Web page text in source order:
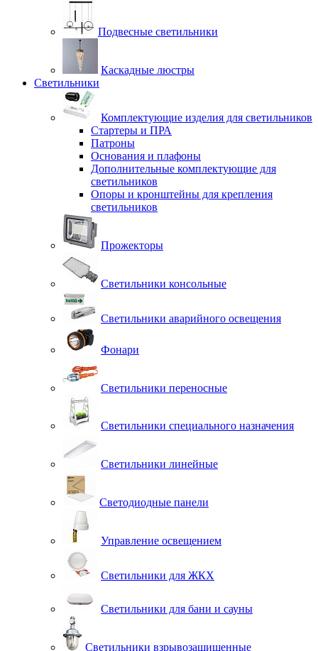
Подвесные светильники
Каскадные люстры
Светильники
Комплектующие изделия для светильников
Стартеры и ПРА
Патроны
Основания и плафоны
Дополнительные комплектующие для
светильников
Опоры и кронштейны для крепления
светильников
Прожекторы
Светильники консольные
Светильники аварийного освещения
Фонари
Светильники переносные
Светильники специального назначения
Светильники линейные
Светодиодные панели
Управление освещением
Светильники для ЖКХ
Светильники для бани и сауны
Светильники взрывозащищенные